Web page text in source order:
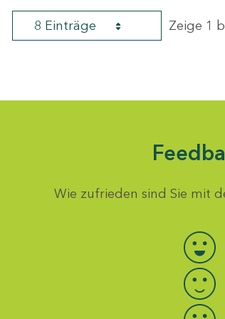
8 Einträge Zeige 1
Wie zufrieden sind Sie mit